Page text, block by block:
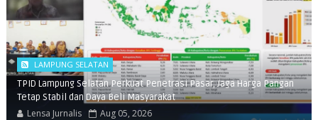
LAMPUNG SELATAN
TPID Lampung Selatan Perkuat Penetrasi Pasar, Jaga Harga Pangan
Tetap Stabil dan Daya Beli Masyarakat
Lensa Jurnalis Aug 05, 2026